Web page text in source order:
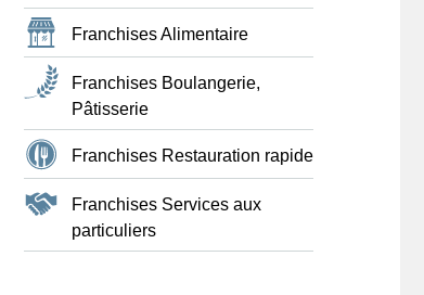
Franchises Alimentaire
Franchises Boulangerie,
Pâtisserie
Franchises Restauration rapide
Franchises Services aux
particuliers